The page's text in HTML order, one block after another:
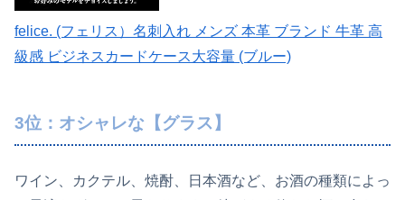
felice. (フェリス）名刺入れ メンズ 本革 ブランド 牛革 高
級感 ビジネスカードケース大容量 (ブルー)
3位：オシャレな【グラス】
ワイン、カクテル、焼酎、日本酒など、お酒の種類によっ